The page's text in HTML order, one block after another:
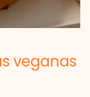
veganas